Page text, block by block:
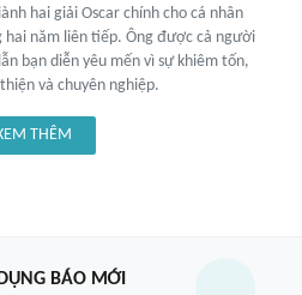
hai giải Oscar chính cho cá nhân
hai năm liên tiếp. Ông được cả người
bạn diễn yêu mến vì sự khiêm tốn,
và chuyên nghiệp.
THÊM
BÁO MỚI